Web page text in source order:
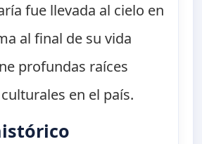
fue llevada al cielo en
al final de su vida
profundas raíces
en el país.